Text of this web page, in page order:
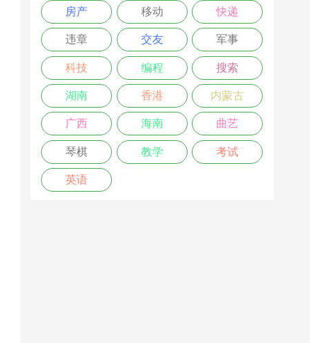
房产 移动 快递
违章 交友 军事
科技 编程 搜索
湖南 香港 内蒙古
广西 海南 曲艺
琴棋 教学 考试
英语